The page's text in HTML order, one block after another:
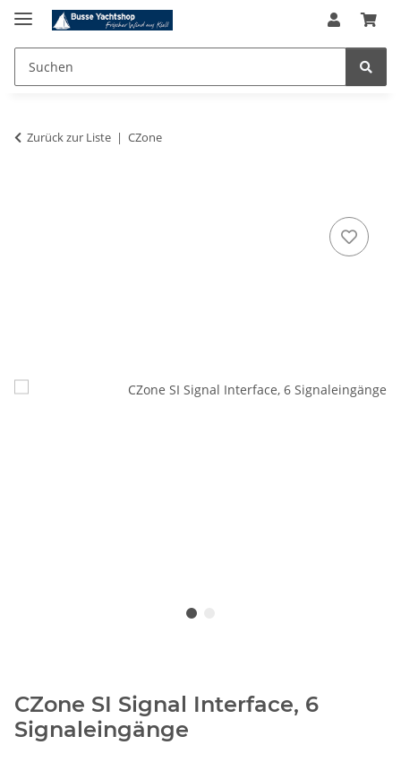
Zurück zur Liste CZone
CZone SI Signal Interface, 6
Signaleingänge